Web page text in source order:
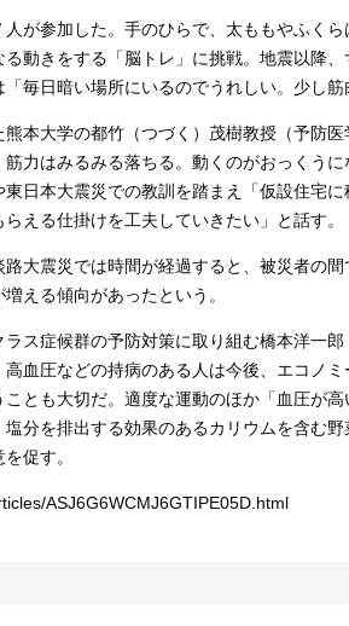
が参加した。手のひらで、太ももやふく
動きをする「脳トレ」に挑戦。地震以降
毎日暗い場所にいるのでうれしい。少し
本大学の都竹（つづく）茂樹教授（予防
力はみるみる落ちる。動くのがおっくう
日本大震災での教訓を踏まえ「仮設住宅
える仕掛けを工夫していきたい」と話す。
大震災では時間が経過すると、被災者の
える傾向があったという。
ス症候群の予防対策に取り組む橋本洋一
高血圧などの持病のある人は今後、エコノ
ことも大切だ。適度な運動のほか「血圧が
分を排出する効果のあるカリウムを含む
促す。
ASJ6G6WCMJ6GTIPE05D.html